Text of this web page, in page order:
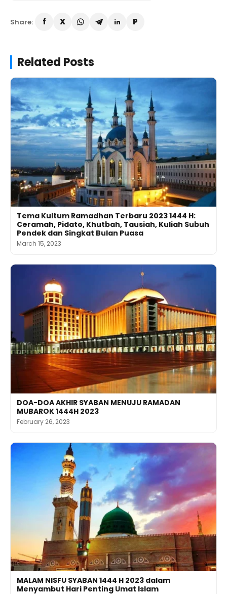
Share:
Related Posts
Tema Kultum Ramadhan Terbaru 2023 1444 H:
Ceramah, Pidato, Khutbah, Tausiah, Kuliah Subuh
Pendek dan Singkat Bulan Puasa
March 15, 2023
DOA-DOA AKHIR SYABAN MENUJU RAMADAN
MUBAROK 1444H 2023
February 26, 2023
MALAM NISFU SYABAN 1444 H 2023 dalam
Menyambut Hari Penting Umat Islam